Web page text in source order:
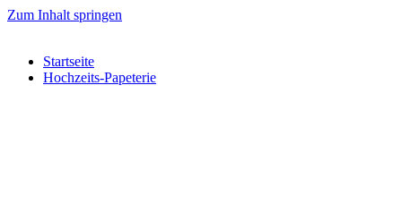
Zum Inhalt springen
Startseite
Hochzeits-Papeterie